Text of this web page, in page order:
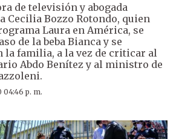
de televisión y abogada
Cecilia Bozzo Rotondo, quien
Laura en América, se
de la beba Bianca y se
la familia, a la vez de criticar al
Abdo Benítez y al ministro de
04:46 p. m.